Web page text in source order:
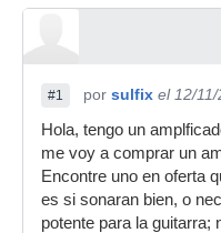
#1 por sulfix el 12/
Hola, tengo un
me voy a comprar un
Encontre uno en oferta
es si sonaran bien, o
potente para la guitarra;